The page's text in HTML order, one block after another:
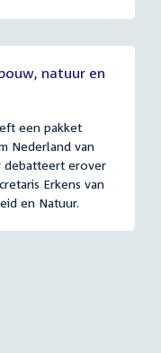
natuur en
een pakket
Nederland van
debatteert erover
Erkens van
en Natuur.